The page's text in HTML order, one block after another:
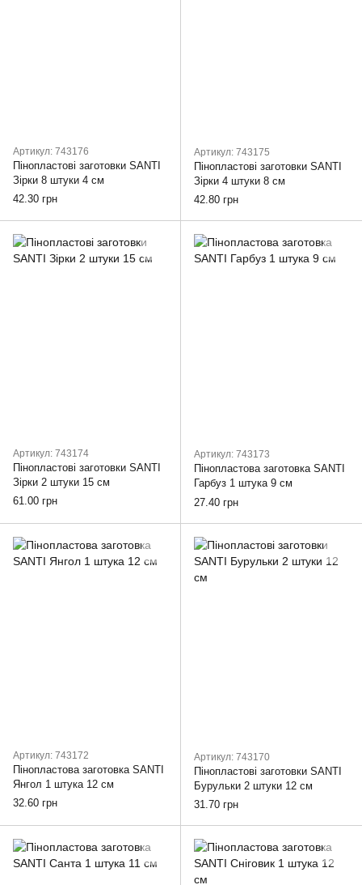
Артикул: 743176
Пінопластові заготовки SANTI
Зірки 8 штуки 4 см
42.30 грн
Артикул: 743175
Пінопластові заготовки SANTI
Зірки 4 штуки 8 см
42.80 грн
Артикул: 743174
Пінопластові заготовки SANTI
Зірки 2 штуки 15 см
61.00 грн
Артикул: 743173
Пінопластова заготовка SANTI
Гарбуз 1 штука 9 см
27.40 грн
Артикул: 743172
Пінопластова заготовка SANTI
Янгол 1 штука 12 см
32.60 грн
Артикул: 743170
Пінопластові заготовки SANTI
Бурульки 2 штуки 12 см
31.70 грн